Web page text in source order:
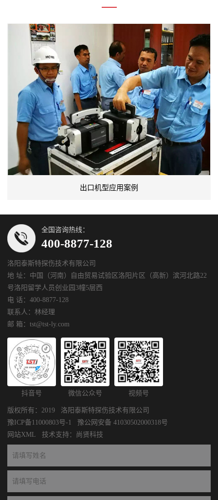
出口机型应用案例
全国咨询热线：
400-8877-128
洛阳泰斯特探伤技术有限公司
地 址：中国（河南）自由贸易试验区洛阳片区（高新）滨河北路22
号洛阳留学人员创业园3幢5层西
电 话：400-8877-128
联系人：林经理
邮 箱：tst@tst-ly.com
抖音号 微信公众号 视频号
版权所有：2019 洛阳泰斯特探伤技术有限公司
豫ICP备11000803号-1
豫公网安备 41030502000318号
网站XML 技术支持： 尚贤科技